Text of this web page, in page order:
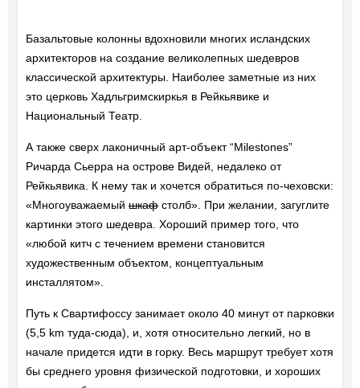
Базальтовые колонны вдохновили многих исландских
архитекторов на создание великолепных шедевров
классической архитектуры. Наиболее заметные из них
это церковь Хадльгримскиркья в Рейкьявике и
Национальный Театр.
А также сверх лаконичный арт-объект “Milestones”
Ричарда Сьерра на острове Видей, недалеко от
Рейкьявика. К нему так и хочется обратиться по-чеховски:
«Многоуважаемый шкафстолб». При желании, загуглите
картинки этого шедевра. Хороший пример того, что
«любой китч с течением времени становится
художественным объектом, концептуальным
инсталлятом».
Путь к Свартифоссу занимает около 40 минут от парковки
(5,5 km туда-сюда), и, хотя относительно легкий, но в
начале придется идти в горку. Весь маршрут требует хотя
бы среднего уровня физической подготовки, и хороших